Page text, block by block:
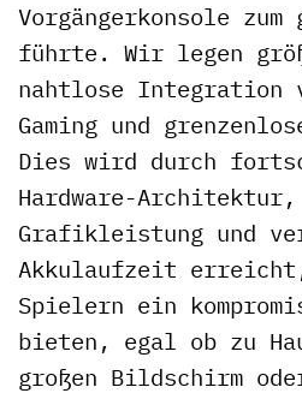
Vorgängerkonsole
führte. Wir legen
nahtlose Integration
Gaming und
Dies wird durch
Hardware-
Grafikleistung und
Akkulaufzeit
Spielern ein
bieten, egal ob zu
großen Bildschirm